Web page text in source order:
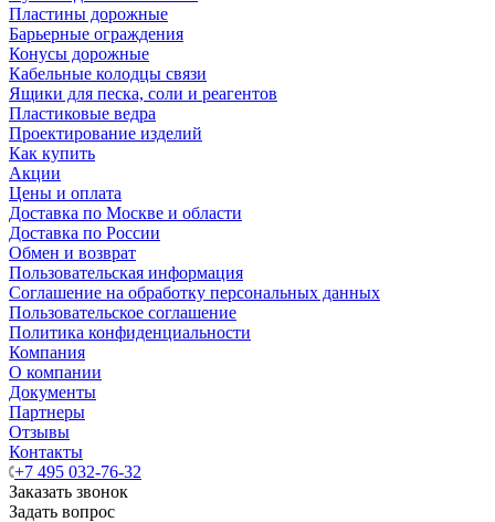
Пластины дорожные
Барьерные ограждения
Конусы дорожные
Кабельные колодцы связи
Ящики для песка, соли и реагентов
Пластиковые ведра
Проектирование изделий
Как купить
Акции
Цены и оплата
Доставка по Москве и области
Доставка по России
Обмен и возврат
Пользовательская информация
Соглашение на обработку персональных данных
Пользовательское соглашение
Политика конфиденциальности
Компания
О компании
Документы
Партнеры
Отзывы
Контакты
+7 495 032-76-32
Заказать звонок
Задать вопрос